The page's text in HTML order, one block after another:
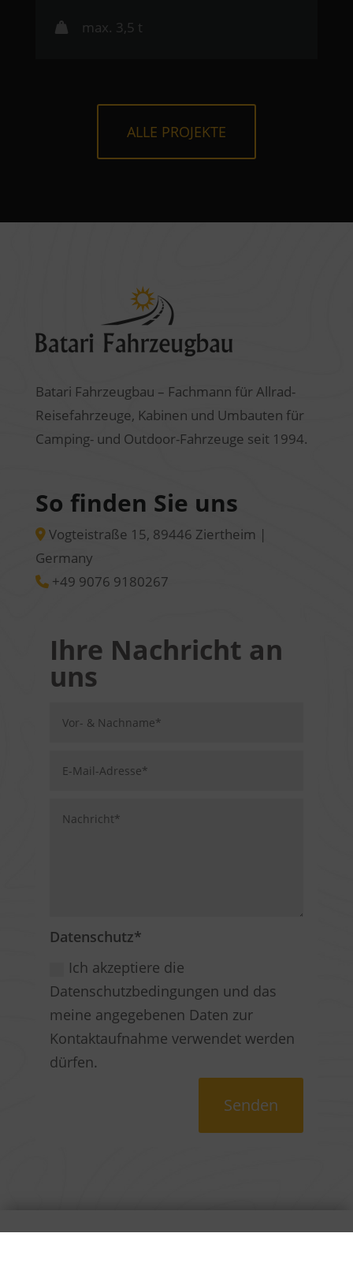
max. 3,5 t
ALLE PROJEKTE
Batari Fahrzeugbau – Fachmann für Allrad-
Reisefahrzeuge, Kabinen und Umbauten für
Camping- und Outdoor-Fahrzeuge seit 1994.
So finden Sie uns
Vogteistraße 15, 89446 Ziertheim |
Germany
+49 9076 9180267
Ihre Nachricht an
uns
Datenschutz*
Ich akzeptiere die
Datenschutzbedingungen und das
meine angegebenen Daten zur
Kontaktaufnahme verwendet werden
dürfen.
Senden